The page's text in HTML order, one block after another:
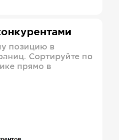
позицию в
Сортируйте по
прямо в